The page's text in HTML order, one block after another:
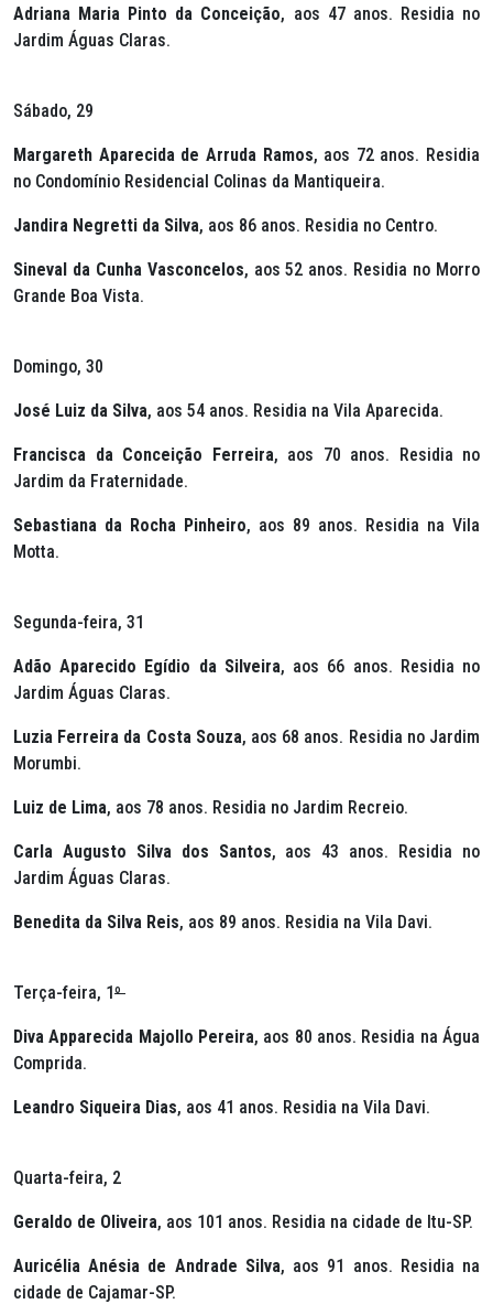
Adriana Maria Pinto da Conceição, aos 47 anos. Residia no
Jardim Águas Claras.
Sábado, 29
Margareth Aparecida de Arruda Ramos, aos 72 anos. Residia
no Condomínio Residencial Colinas da Mantiqueira.
Jandira Negretti da Silva, aos 86 anos. Residia no Centro.
Sineval da Cunha Vasconcelos, aos 52 anos. Residia no Morro
Grande Boa Vista.
Domingo, 30
José Luiz da Silva, aos 54 anos. Residia na Vila Aparecida.
Francisca da Conceição Ferreira, aos 70 anos. Residia no
Jardim da Fraternidade.
Sebastiana da Rocha Pinheiro, aos 89 anos. Residia na Vila
Motta.
Segunda-feira, 31
Adão Aparecido Egídio da Silveira, aos 66 anos. Residia no
Jardim Águas Claras.
Luzia Ferreira da Costa Souza, aos 68 anos. Residia no Jardim
Morumbi.
Luiz de Lima, aos 78 anos. Residia no Jardim Recreio.
Carla Augusto Silva dos Santos, aos 43 anos. Residia no
Jardim Águas Claras.
Benedita da Silva Reis, aos 89 anos. Residia na Vila Davi.
Terça-feira, 1º
Diva Apparecida Majollo Pereira, aos 80 anos. Residia na Água
Comprida.
Leandro Siqueira Dias, aos 41 anos. Residia na Vila Davi.
Quarta-feira, 2
Geraldo de Oliveira, aos 101 anos. Residia na cidade de Itu-SP.
Auricélia Anésia de Andrade Silva, aos 91 anos. Residia na
cidade de Cajamar-SP.